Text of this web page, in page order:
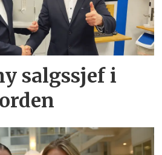
salgssjef i